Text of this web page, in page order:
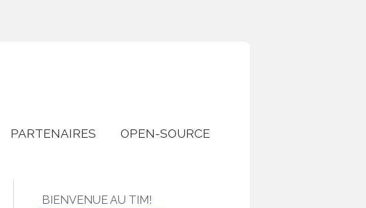
PARTENAIRES OPEN-SOURCE
BIENVENUE AU TIM!